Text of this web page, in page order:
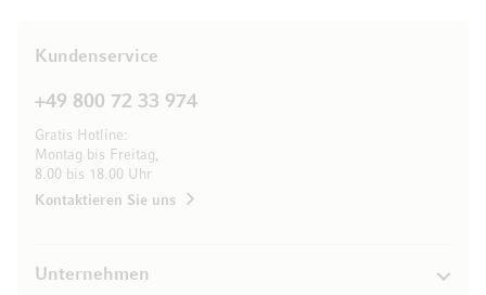
Kundenservice
+49 800 72 33 974
Gratis Hotline:
Montag bis Freitag,
8.00 bis 18.00 Uhr
Kontaktieren Sie uns
Unternehmen